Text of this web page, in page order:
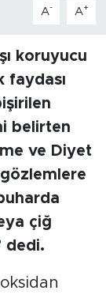
A- A+
koruyucu
faydası
belirten
ve Diyet
çiğ
dedi.